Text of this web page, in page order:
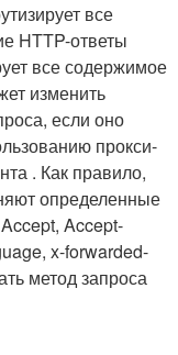
все
HTTP-ответы
все содержимое
изменить
если оно
прокси-
. Как правило,
определенные
Accept-
x-forwarded-
метод запроса